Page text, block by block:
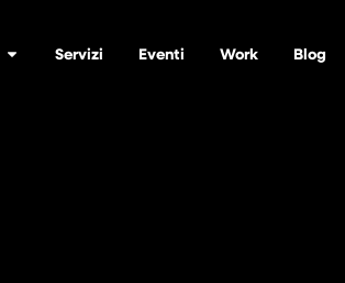
Servizi Eventi Work Blog